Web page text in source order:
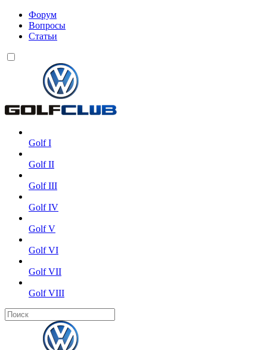
Форум
Вопросы
Статьи
Golf I
Golf II
Golf III
Golf IV
Golf V
Golf VI
Golf VII
Golf VIII